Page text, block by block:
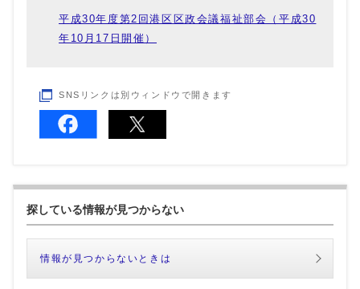
平成30年度第2回港区区政会議福祉部会（平成30
年10月17日開催）
SNSリンクは別ウィンドウで開きます
探している情報が見つからない
情報が見つからないときは